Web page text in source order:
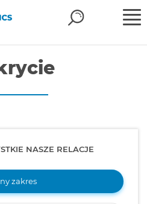
NASZE RELACJE
zakres